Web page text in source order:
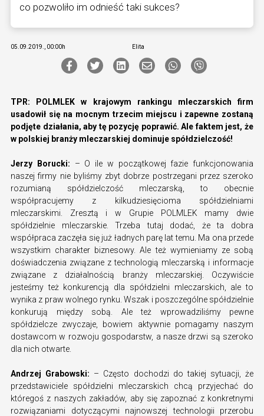
co pozwoliło im odnieść taki sukces?
05.09.2019., 00:00h Elita
TPR: POLMLEK w krajowym rankingu mleczarskich firm
usadowił się na mocnym trzecim miejscu i zapewne zostaną
podjęte działania, aby tę pozycję poprawić. Ale faktem jest, że
w polskiej branży mleczarskiej dominuje spółdzielczość!
Jerzy Borucki: – O ile w początkowej fazie funkcjonowania
naszej firmy nie byliśmy zbyt dobrze postrzegani przez szeroko
rozumianą spółdzielczość mleczarską, to obecnie
współpracujemy z kilkudziesięcioma spółdzielniami
mleczarskimi. Zresztą i w Grupie POLMLEK mamy dwie
spółdzielnie mleczarskie. Trzeba tutaj dodać, że ta dobra
współpraca zaczęła się już ładnych parę lat temu. Ma ona przede
wszystkim charakter biznesowy. Ale też wymieniamy ze sobą
doświadczenia związane z technologią mleczarską i informacje
związane z działalnością branży mleczarskiej. Oczywiście
jesteśmy też konkurencją dla spółdzielni mleczarskich, ale to
wynika z praw wolnego rynku. Wszak i poszczególne spółdzielnie
konkurują między sobą. Ale też wprowadziliśmy pewne
spółdzielcze zwyczaje, bowiem aktywnie pomagamy naszym
dostawcom w rozwoju gospodarstw, a nasze drzwi są szeroko
dla nich otwarte.
Andrzej Grabowski: – Często dochodzi do takiej sytuacji, że
przedstawiciele spółdzielni mleczarskich chcą przyjechać do
któregoś z naszych zakładów, aby się zapoznać z konkretnymi
rozwiązaniami dotyczącymi najnowszej technologii przerobu